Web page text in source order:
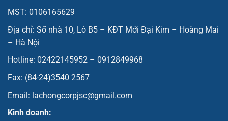
MST: 0106165629
Địa chỉ: Số nhà 10, Lô B5 – KĐT Mới Đại Kim – Hoàng Mai
– Hà Nội
Hotline: 02422145952 – 0912849968
Fax: (84-24)3540 2567
Email: lachongcorpjsc@gmail.com
Kinh doanh: